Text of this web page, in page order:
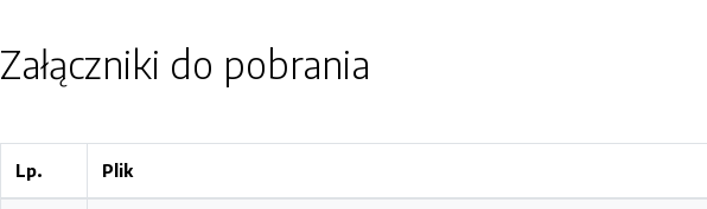
Załączniki do pobrania
Lp. Plik